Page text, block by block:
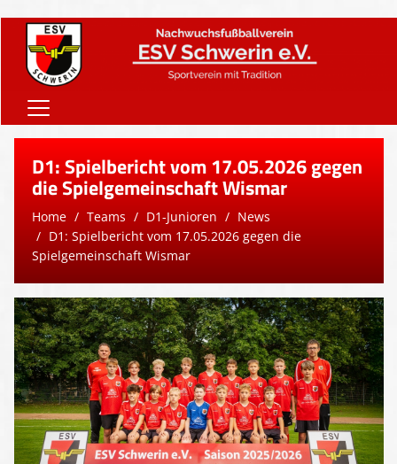
Home
Onlineshop
Vereinsnews
Verein
Teams
Sponsoren
Downloads
Presse-Archiv
Anmeldung
D1: Spielbericht vom 17.05.2026 gegen
die Spielgemeinschaft Wismar
Home Teams D1-Junioren
News
D1: Spielbericht vom 17.05.2026 gegen die
Spielgemeinschaft Wismar